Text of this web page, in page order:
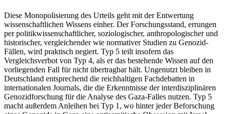
Diese Monopolisierung des Urteils geht mit der Entwertung
wissenschaftlichen Wissens einher. Der Forschungsstand, errungen
per politikwissenschaftlicher, soziologischer, anthropologischer und
historischer, vergleichender wie normativer Studien zu Genozid-
Fällen, wird praktisch negiert. Typ 5 teilt insofern das
Vergleichsverbot von Typ 4, als er das bestehende Wissen auf den
vorliegenden Fall für nicht übertragbar hält. Ungenutzt bleiben in
Deutschland entsprechend die reichhaltigen Fachdebatten in
internationalen Journals, die die Erkenntnisse der interdisziplinären
Genozidforschung für die Analyse des Gaza-Falles nutzen. Typ 5
macht außerdem Anleihen bei Typ 1, wo hinter jeder Beforschung